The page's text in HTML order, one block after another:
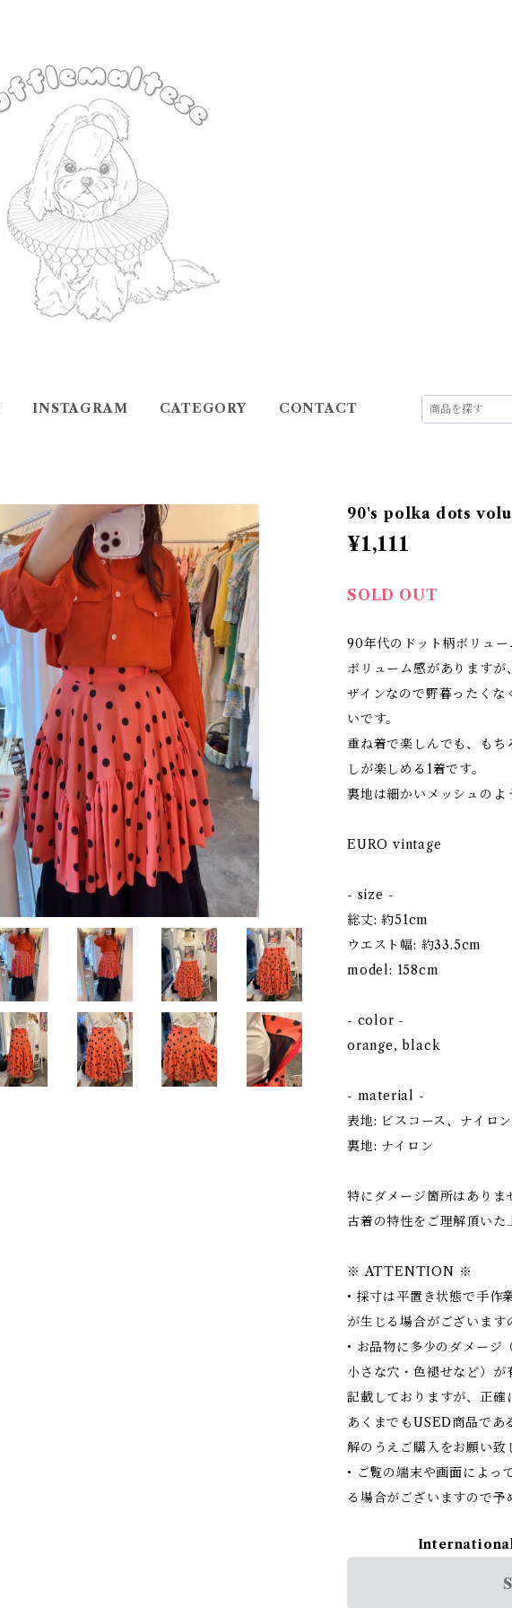
INSTAGRAM CATEGORY CONTACT
90's polka dots
¥1,111
SOLD OUT
90年代のドット柄ボリュー
ボリューム感があります
ザインなので野暮ったくな
いです。
重ね着で楽しんでも、も
しが楽しめる1着です。
裏地は細かいメッシュのよ
EURO vintage
- size -
総丈: 約51cm
ウエスト幅: 約33.5cm
model: 158cm
- color -
orange, black
- material -
表地: ビスコース、ナイロン
裏地: ナイロン
特にダメージ箇所はありま
古着の特性をご理解頂いた
※ ATTENTION ※
• 採寸は平置き状態で手作
が生じる場合がございます
• お品物に多少のダメージ
小さな穴・色褪せなど）
記載しておりますが、正確
あくまでもUSED商品であ
解のうえご購入をお願い致
• ご覧の端末や画面によっ
る場合がございますので予